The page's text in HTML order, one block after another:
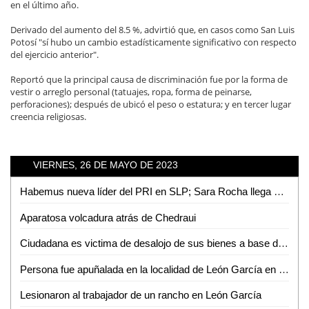
en el último año.
Derivado del aumento del 8.5 %, advirtió que, en casos como San Luis
Potosí "sí hubo un cambio estadísticamente significativo con respecto
del ejercicio anterior".
Reportó que la principal causa de discriminación fue por la forma de
vestir o arreglo personal (tatuajes, ropa, forma de peinarse,
perforaciones); después de ubicó el peso o estatura; y en tercer lugar
creencia religiosas.
VIERNES, 26 DE MAYO DE 2023
Habemus nueva líder del PRI en SLP; Sara Rocha llega a la dirigencia estatal
Aparatosa volcadura atrás de Chedraui
Ciudadana es victima de desalojo de sus bienes a base de amenazas
Persona fue apuñalada en la localidad de León García en Ciudad Valles
Lesionaron al trabajador de un rancho en León García